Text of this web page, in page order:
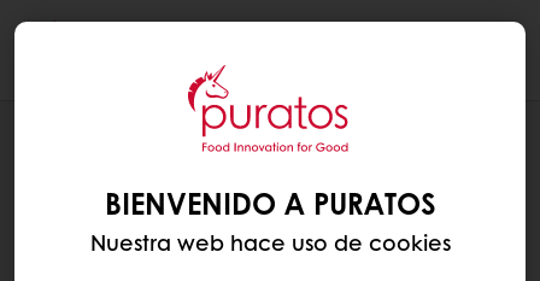
RECETAS
BIENVENIDO A PURATOS
Nuestra web hace uso de cookies